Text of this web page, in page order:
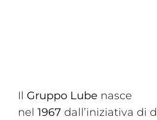
Il Gruppo Lube nasce
nel 1967 dall’iniziativa di